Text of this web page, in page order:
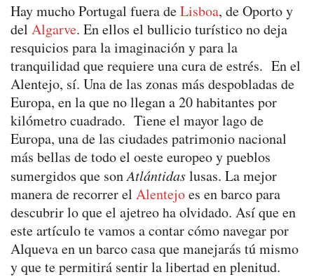
Hay mucho Portugal fuera deLisboa, de Oporto y
del Algarve. En ellos el bullicio turístico no deja
resquicios para la imaginación y para la
tranquilidad que requiere una cura de estrés. En el
Alentejo, sí. Una de las zonas más despobladas de
Europa, en la que no llegan a 20 habitantes por
kilómetro cuadrado. Tiene el mayor lago de
Europa, una de las ciudades patrimonio nacional
más bellas de todo el oeste europeo y pueblos
sumergidos que sonAtlántidaslusas. La mejor
manera de recorrer el Alentejoes en barco para
descubrir lo que el ajetreo ha olvidado. Así que en
este artículo te vamos a contar cómo navegar por
Alqueva en un barco casa que manejarás tú mismo
y que te permitirá sentir la libertad en plenitud.